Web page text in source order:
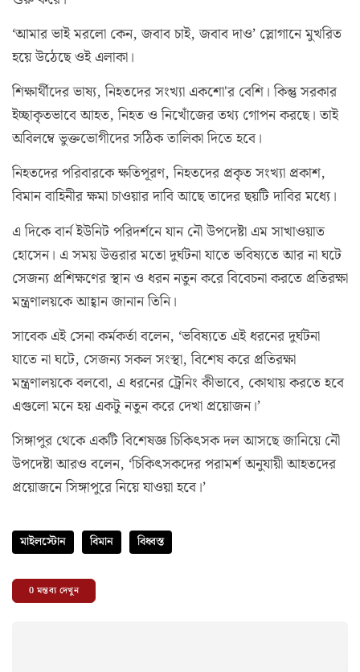
‘আমার ভাই মরলো কেন, জবাব চাই, জবাব দাও’ স্লোগানে মুখরিত
হয়ে উঠেছে ওই এলাকা।
শিক্ষার্থীদের ভাষ্য, নিহতদের সংখ্যা একশো'র বেশি। কিন্তু সরকার
ইচ্ছাকৃতভাবে আহত, নিহত ও নিখোঁজের তথ্য গোপন করছে। তাই
অবিলম্বে ভুক্তভোগীদের সঠিক তালিকা দিতে হবে।
নিহতদের পরিবারকে ক্ষতিপূরণ, নিহতদের প্রকৃত সংখ্যা প্রকাশ,
বিমান বাহিনীর ক্ষমা চাওয়ার দাবি আছে তাদের ছয়টি দাবির মধ্যে।
এ দিকে বার্ন ইউনিট পরিদর্শনে যান নৌ উপদেষ্টা এম সাখাওয়াত
হোসেন। এ সময় উত্তরার মতো দুর্ঘটনা যাতে ভবিষ্যতে আর না ঘটে
সেজন্য প্রশিক্ষণের স্থান ও ধরন নতুন করে বিবেচনা করতে প্রতিরক্ষা
মন্ত্রণালয়কে আহ্বান জানান তিনি।
সাবেক এই সেনা কর্মকর্তা বলেন, ‘ভবিষ্যতে এই ধরনের দুর্ঘটনা
যাতে না ঘটে, সেজন্য সকল সংস্থা, বিশেষ করে প্রতিরক্ষা
মন্ত্রণালয়কে বলবো, এ ধরনের ট্রেনিং কীভাবে, কোথায় করতে হবে
এগুলো মনে হয় একটু নতুন করে দেখা প্রয়োজন।’
সিঙ্গাপুর থেকে একটি বিশেষজ্ঞ চিকিৎসক দল আসছে জানিয়ে নৌ
উপদেষ্টা আরও বলেন, ‘চিকিৎসকদের পরামর্শ অনুযায়ী আহতদের
প্রয়োজনে সিঙ্গাপুরে নিয়ে যাওয়া হবে।’
মাইলস্টোন বিমান বিধ্বস্ত
0মন্তব্য দেখুন